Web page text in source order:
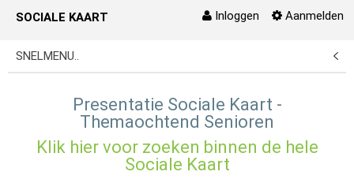
Naar content
Inloggen Aanmelden
SOCIALE KAART
SNELMENU..
Presentatie Sociale Kaart -
Themaochtend Senioren
Klik hier voor zoeken binnen de hele
Sociale Kaart